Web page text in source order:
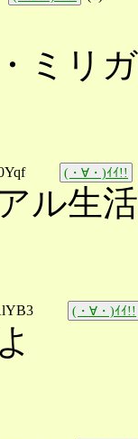
ミリ
(・∀・)ｲｲ!!
ル生
(・∀・)ｲｲ!!